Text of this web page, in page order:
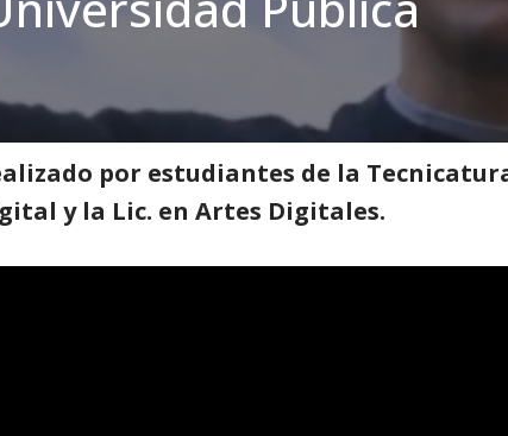
por estudiantes de la
y la Lic. en Artes Digitales.